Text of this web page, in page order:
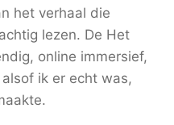
het verhaal die
lezen. De Het
online immersief,
ik er echt was,